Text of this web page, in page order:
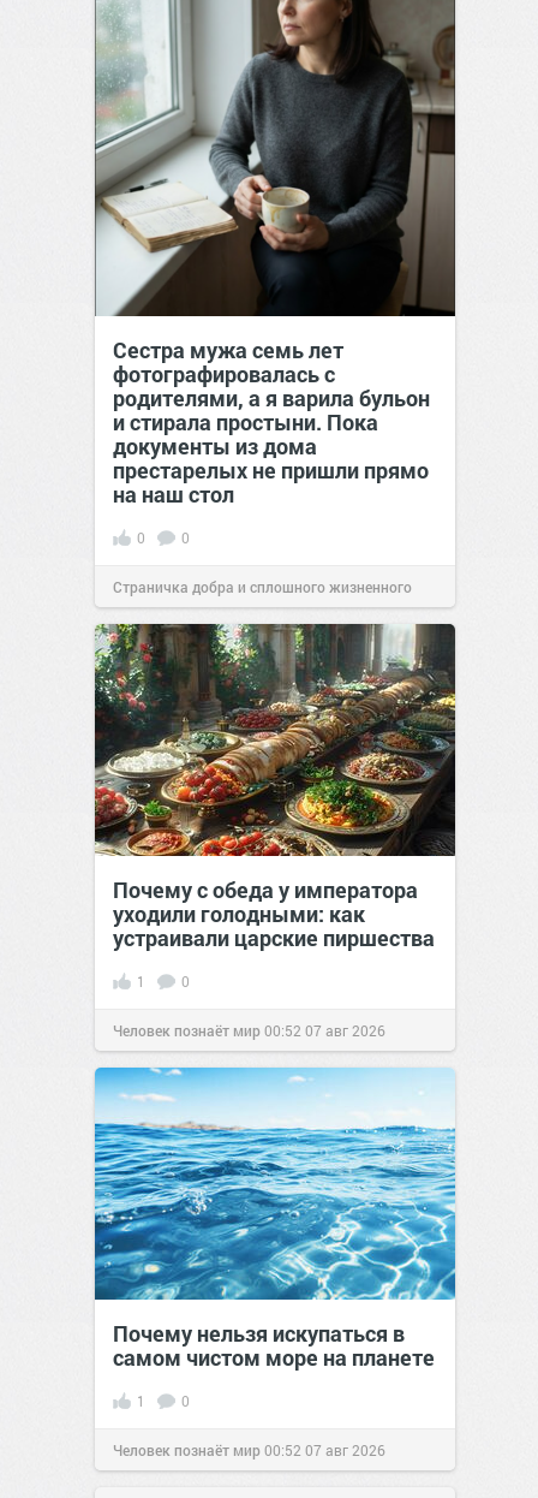
Сестра мужа семь лет
фотографировалась с
родителями, а я варила бульон
и стирала простыни. Пока
документы из дома
престарелых не пришли прямо
на наш стол
0 0
Страничка добра и сплошного жизненного
позитива!00:2907 авг 2026
Почему с обеда у императора
уходили голодными: как
устраивали царские пиршества
1 0
Человек познаёт мир00:52 07 авг 2026
Почему нельзя искупаться в
самом чистом море на планете
1 0
Человек познаёт мир00:52 07 авг 2026